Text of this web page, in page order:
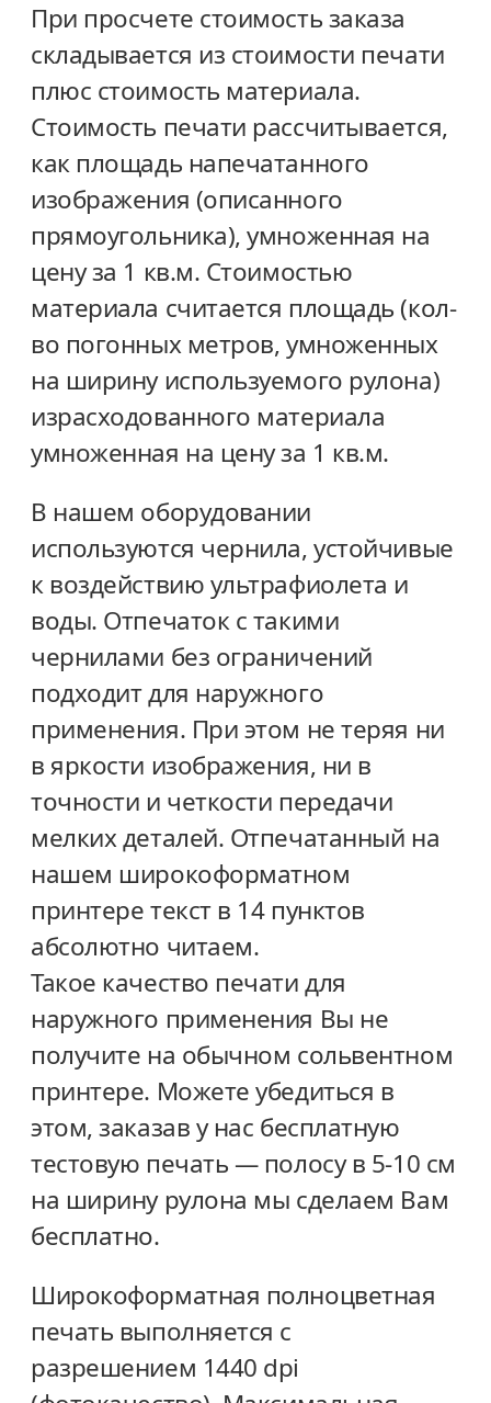
При просчете стоимость заказа
складывается из стоимости печати
плюс стоимость материала.
Стоимость печати рассчитывается,
как площадь напечатанного
изображения (описанного
прямоугольника), умноженная на
цену за 1 кв.м. Стоимостью
материала считается площадь (кол-
во погонных метров, умноженных
на ширину используемого рулона)
израсходованного материала
умноженная на цену за 1 кв.м.
В нашем оборудовании
используются чернила, устойчивые
к воздействию ультрафиолета и
воды. Отпечаток с такими
чернилами без ограничений
подходит для наружного
применения. При этом не теряя ни
в яркости изображения, ни в
точности и четкости передачи
мелких деталей. Отпечатанный на
нашем широкоформатном
принтере текст в 14 пунктов
абсолютно читаем.
Такое качество печати для
наружного применения Вы не
получите на обычном сольвентном
принтере. Можете убедиться в
этом, заказав у нас бесплатную
тестовую печать — полосу в 5-10 см
на ширину рулона мы сделаем Вам
бесплатно.
Широкоформатная полноцветная
печать выполняется c
разрешением 1440 dpi